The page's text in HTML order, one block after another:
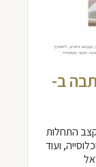
ב-
קצב התחלות
ועוד